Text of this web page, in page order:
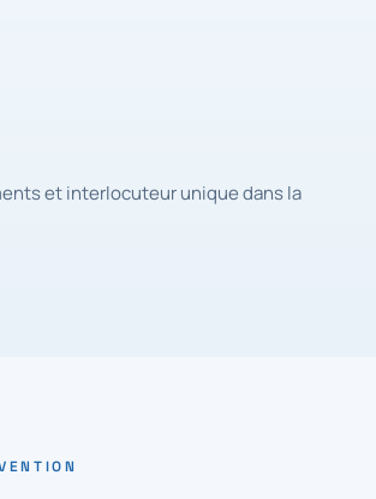
et interlocuteur unique dans la